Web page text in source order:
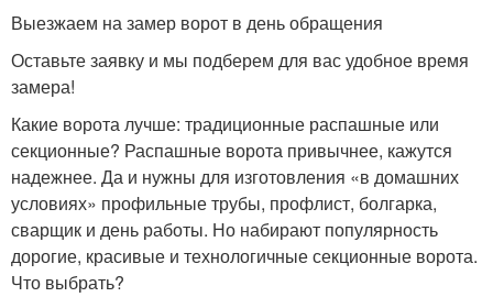
Выезжаем на замер ворот в день обращения
Оставьте заявку и мы подберем для вас удобное время
замера!
Какие ворота лучше: традиционные распашные или
секционные? Распашные ворота привычнее, кажутся
надежнее. Да и нужны для изготовления «в домашних
условиях» профильные трубы, профлист, болгарка,
сварщик и день работы. Но набирают популярность
дорогие, красивые и технологичные секционные ворота.
Что выбрать?